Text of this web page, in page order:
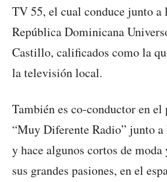
TV 55, el cual conduce junto a
República Dominicana
Castillo, calificados como la
la televisión local.
También es co-conductor en
“Muy Diferente Radio” junto a
y hace algunos cortos de
sus grandes pasiones, en el